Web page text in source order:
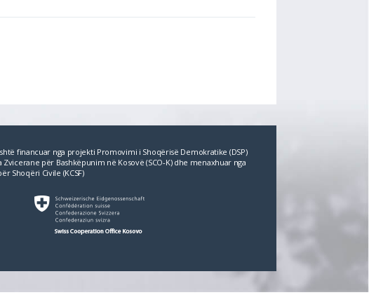
financuar nga projekti Promovimi i Shoqërisë Demokratike (DSP)
Zvicerane për Bashkëpunim në Kosovë (SCO‐K) dhe menaxhuar nga
Shoqëri Civile (KCSF)